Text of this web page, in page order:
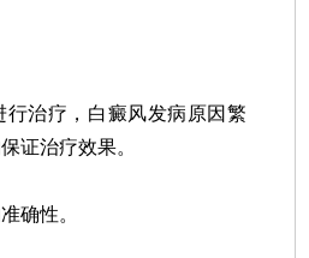
治疗，白癜风发病原因繁
证治疗效果。
确性。